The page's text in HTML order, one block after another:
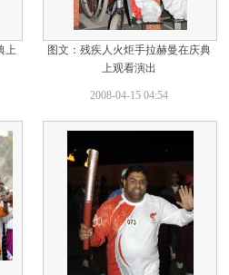
上
图文：残疾人火炬手拉赫曼在庆典
上观看演出
2008-04-15 04:54